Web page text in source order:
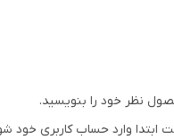
نظر خود را بنویسید.
ابتدا وارد حساب کاربری خود